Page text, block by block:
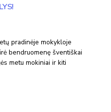
pradinėje mokykloje
bendruomenę šventiškai
metu mokiniai ir kiti